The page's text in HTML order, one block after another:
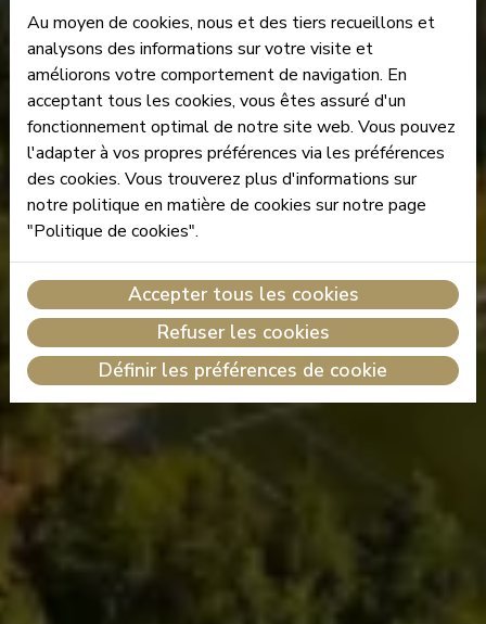
Au moyen de cookies, nous et des tiers recueillons et
analysons des informations sur votre visite et
améliorons votre comportement de navigation. En
acceptant tous les cookies, vous êtes assuré d'un
fonctionnement optimal de notre site web. Vous pouvez
l'adapter à vos propres préférences via les préférences
des cookies. Vous trouverez plus d'informations sur
notre politique en matière de cookies sur notre page
"Politique de cookies".
Accepter tous les cookies
Refuser les cookies
Définir les préférences de cookie